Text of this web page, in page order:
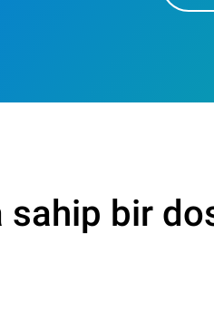
sahip bir